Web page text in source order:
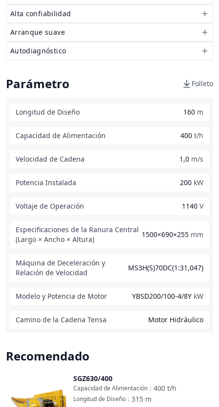
Alta confiabilidad
Arranque suave
Autodiagnóstico
Parámetro Folleto
Longitud de Diseño 160 m
Capacidad de Alimentación 400 t/h
Velocidad de Cadena 1,0 m/s
Potencia Instalada 200 kW
Voltaje de Operación 1140 V
Especificaciones de la Ranura Central
(Largo × Ancho × Altura)
1500×690×255 mm
Máquina de Deceleración y
Relación de Velocidad
MS3H(S)70DC(1:31,047)
Modelo y Potencia de Motor YBSD200/100-4/8Y kW
Camino de la Cadena Tensa Motor Hidráulico
Recomendado
SGZ630/400
400 t/h
Capacidad de Alimentación ：
315 m
Longitud de Diseño ：